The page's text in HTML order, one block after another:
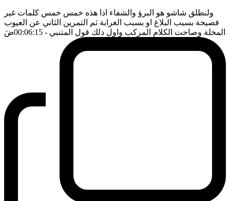
ولنطلق شاشو هو البرؤ والشفاء اذا هذه خمس خمس كلمات غير
فصيحة بسبب البلاغ او بسبب الغرابة ثم التمرين الثاني عن العيوب
المخلة وصاحت الكلام المركب واول ذلك قول المتنبي - 00:06:15 ضَ